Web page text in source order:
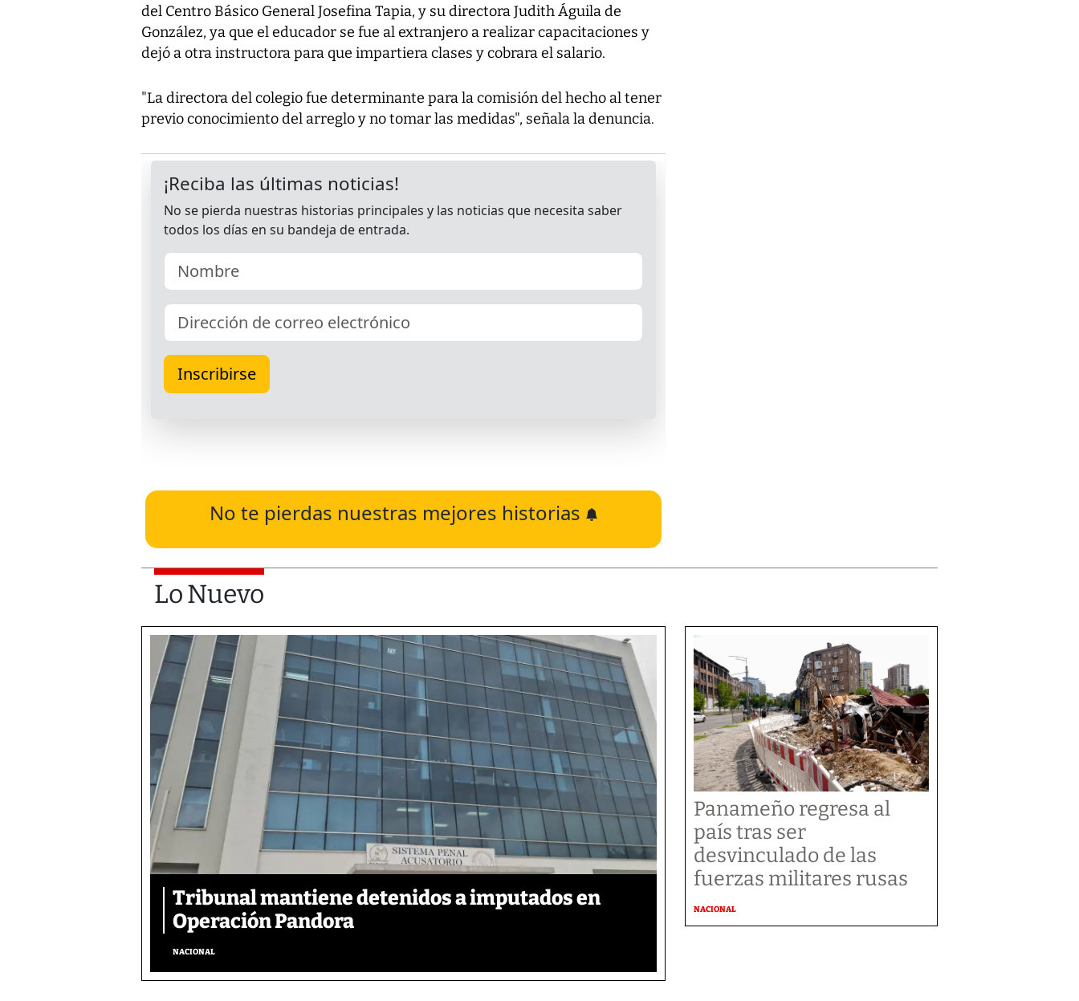
del Centro Básico General Josefina Tapia, y su directora Judith Águila de
González, ya que el educador se fue al extranjero a realizar capacitaciones y
dejó a otra instructora para que impartiera clases y cobrara el salario.
"La directora del colegio fue determinante para la comisión del hecho al tener
previo conocimiento del arreglo y no tomar las medidas", señala la denuncia.
No te pierdas nuestras mejores historias
Lo Nuevo
Tribunal mantiene detenidos a imputados en
Operación Pandora
NACIONAL
Panameño regresa al
país tras ser
desvinculado de las
fuerzas militares rusas
NACIONAL